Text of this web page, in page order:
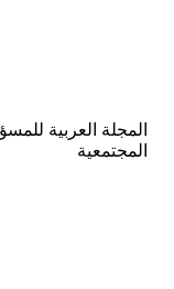
المجلة العربية
المجتمعية